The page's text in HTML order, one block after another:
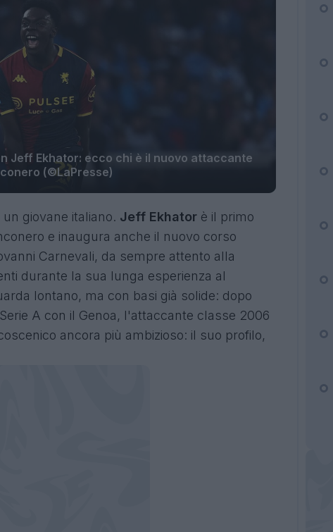
Jeff Ekhator: ecco chi è il nuovo attaccante
(©LaPresse)
giovane italiano. Jeff Ekhator è il primo
e inaugura anche il nuovo corso
Carnevali, da sempre attento alla
durante la sua lunga esperienza al
lontano, ma con basi già solide: dopo
A con il Genoa, l'attaccante classe 2006
ancora più ambizioso: il suo profilo,